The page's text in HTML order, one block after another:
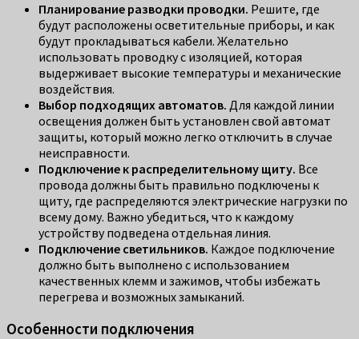
Планирование разводки проводки. Решите, где
будут расположены осветительные приборы, и как
будут прокладываться кабели. Желательно
использовать проводку с изоляцией, которая
выдерживает высокие температуры и механические
воздействия.
Выбор подходящих автоматов. Для каждой линии
освещения должен быть установлен свой автомат
защиты, который можно легко отключить в случае
неисправности.
Подключение к распределительному щиту. Все
провода должны быть правильно подключены к
щиту, где распределяются электрические нагрузки по
всему дому. Важно убедиться, что к каждому
устройству подведена отдельная линия.
Подключение светильников. Каждое подключение
должно быть выполнено с использованием
качественных клемм и зажимов, чтобы избежать
перегрева и возможных замыканий.
Особенности подключения